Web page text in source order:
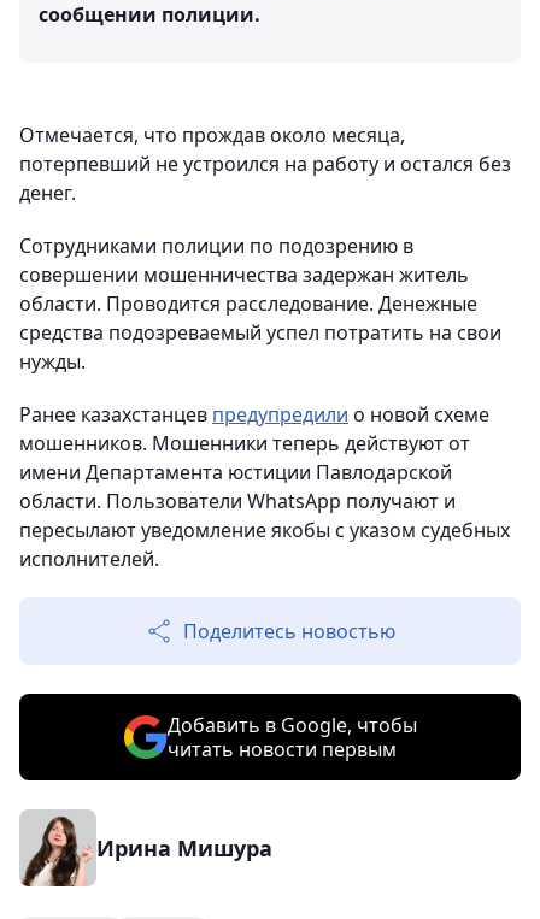
сообщении полиции.
Отмечается, что прождав около месяца,
потерпевший не устроился на работу и остался без
денег.
Сотрудниками полиции по подозрению в
совершении мошенничества задержан житель
области. Проводится расследование. Денежные
средства подозреваемый успел потратить на свои
нужды.
Ранее казахстанцев предупредили о новой схеме
мошенников. Мошенники теперь действуют от
имени Департамента юстиции Павлодарской
области. Пользователи WhatsApp получают и
пересылают уведомление якобы с указом судебных
исполнителей.
Поделитесь новостью
Добавить в Google, чтобы
читать новости первым
Ирина Мишура